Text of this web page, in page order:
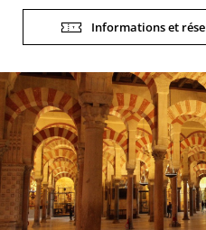
Informations et